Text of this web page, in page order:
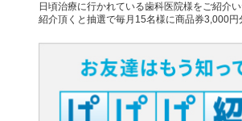
日頃治療に行かれている歯科医院様をご紹介い
紹介頂くと抽選で毎月15名様に商品券3,000円